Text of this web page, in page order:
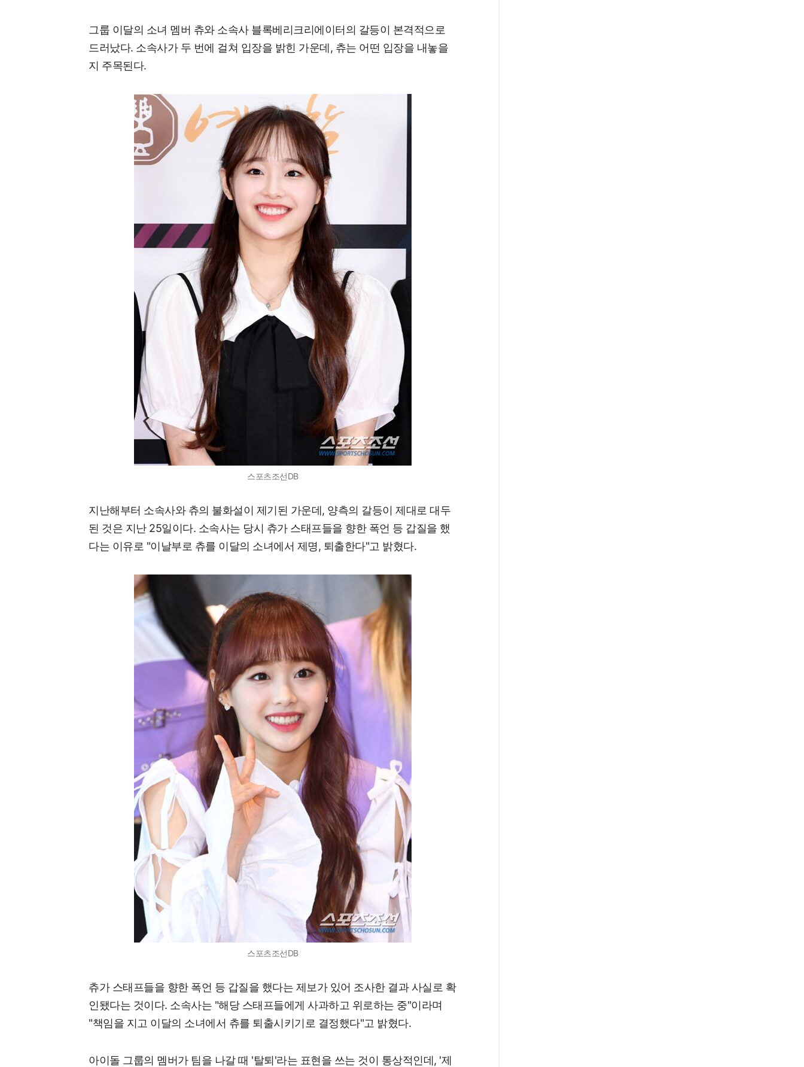
그룹 이달의 소녀 멤버 츄와 소속사 블록베리크리에이터의 갈등이 본격적으로
드러났다. 소속사가 두 번에 걸쳐 입장을 밝힌 가운데, 츄는 어떤 입장을 내놓을
지 주목된다.
스포츠조선DB
지난해부터 소속사와 츄의 불화설이 제기된 가운데, 양측의 갈등이 제대로 대두
된 것은 지난 25일이다. 소속사는 당시 츄가 스태프들을 향한 폭언 등 갑질을 했
다는 이유로 "이날부로 츄를 이달의 소녀에서 제명, 퇴출한다"고 밝혔다.
스포츠조선DB
츄가 스태프들을 향한 폭언 등 갑질을 했다는 제보가 있어 조사한 결과 사실로 확
인됐다는 것이다. 소속사는 "해당 스태프들에게 사과하고 위로하는 중"이라며
"책임을 지고 이달의 소녀에서 츄를 퇴출시키기로 결정했다"고 밝혔다.
아이돌 그룹의 멤버가 팀을 나갈 때 '탈퇴'라는 표현을 쓰는 것이 통상적인데, '제